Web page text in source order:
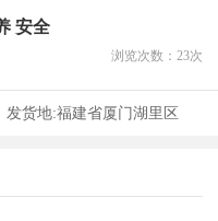
安全
浏览次数： 23次
发货地:福建省厦门湖里区